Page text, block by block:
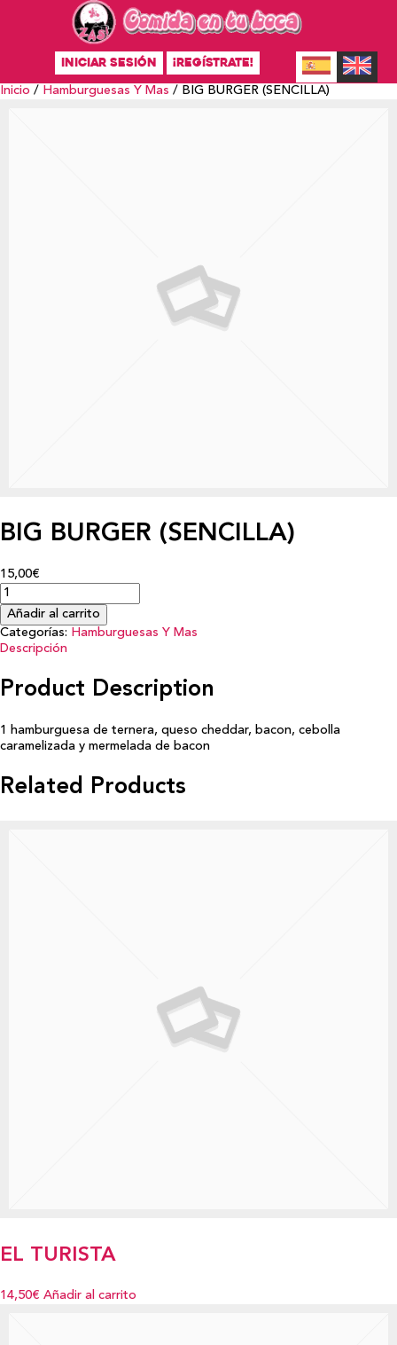
INICIAR SESIÓN ¡REGÍSTRATE!
Inicio / Hamburguesas Y Mas / BIG BURGER (SENCILLA)
BIG BURGER (SENCILLA)
15,00€
Añadir al carrito
Categorías: Hamburguesas Y Mas
Descripción
Product Description
1 hamburguesa de ternera, queso cheddar, bacon, cebolla
caramelizada y mermelada de bacon
Related Products
EL TURISTA
14,50€ Añadir al carrito